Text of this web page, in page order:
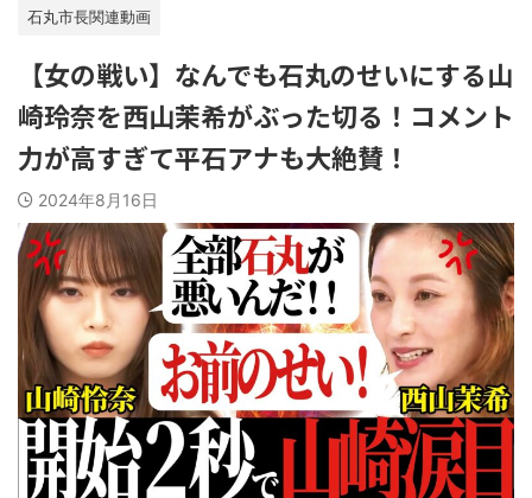
石丸市長関連動画
【女の戦い】なんでも石丸のせいにする山
崎玲奈を西山茉希がぶった切る！コメント
力が高すぎて平石アナも大絶賛！
2024年8月16日